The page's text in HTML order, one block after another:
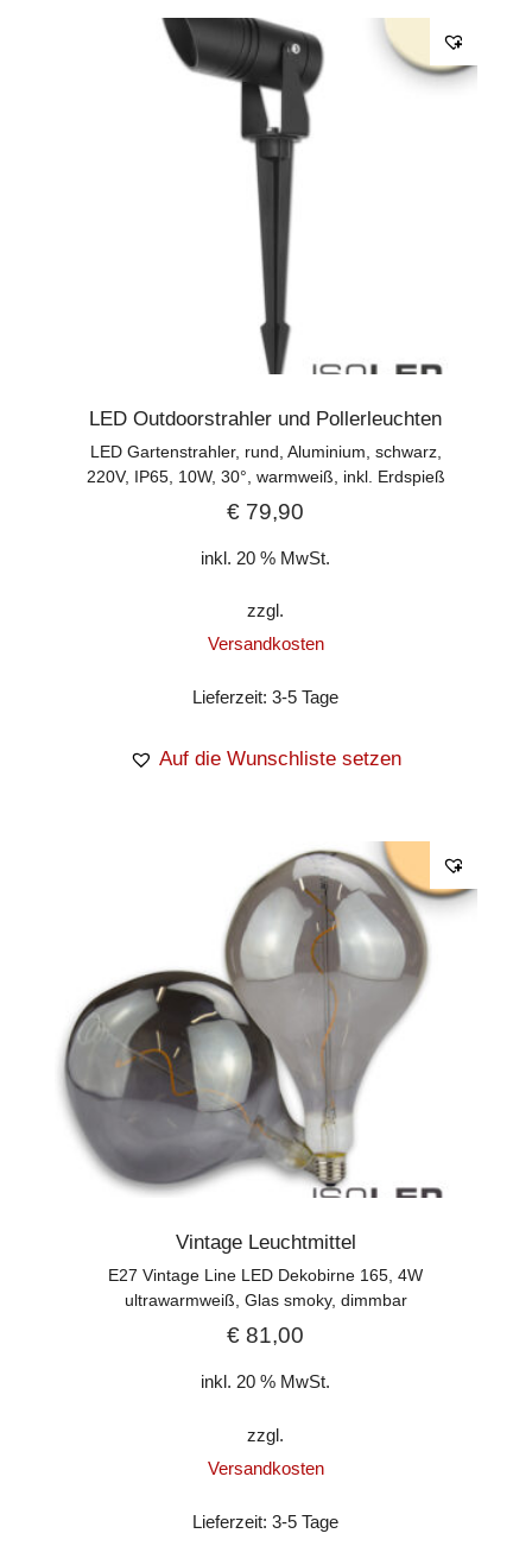
LED Outdoorstrahler und Pollerleuchten
LED Gartenstrahler, rund, Aluminium, schwarz,
220V, IP65, 10W, 30°, warmweiß, inkl. Erdspieß
€ 79,90
inkl. 20 % MwSt.
zzgl.
Versandkosten
Lieferzeit:3-5 Tage
Auf die Wunschliste setzen
Vintage Leuchtmittel
E27 Vintage Line LED Dekobirne 165, 4W
ultrawarmweiß, Glas smoky, dimmbar
€ 81,00
inkl. 20 % MwSt.
zzgl.
Versandkosten
Lieferzeit:3-5 Tage